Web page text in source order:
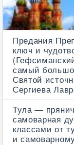
Предания
ключ и
самый
Святой
Сергиева
Тула —
самоварная
классами от
и